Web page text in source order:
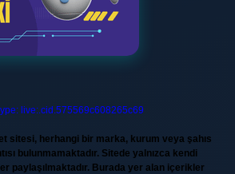
live:.cid.575569c608265c69
sitesi, herhangi bir marka, kurum veya şahıs
bulunmamaktadır. Sitede yalnızca kendi
paylaşılmaktadır. Burada yer alan içerikler